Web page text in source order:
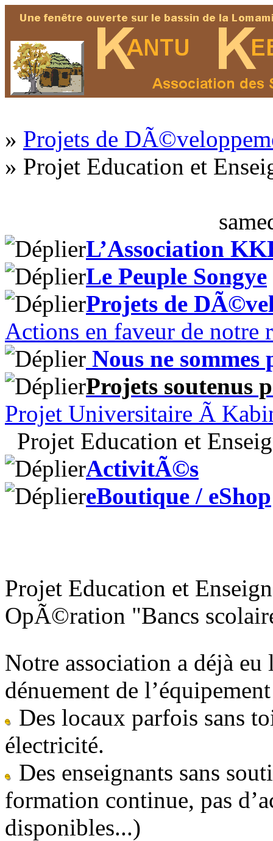
» Projets de
» Projet Education et
L’Association
Le Peuple Songye
Projets de
Actions en faveur de
Nous ne sommes
Projets soutenus
Projet Universitaire Ã
Projet Education et
ActivitÃ©s
eBoutique / eShop
Projet Education et
OpÃ©ration "Bancs
Notre association a déjà
dénuement de
Des locaux parfois sans
électricité.
Des enseignants sans
formation continue, pas
disponibles...)